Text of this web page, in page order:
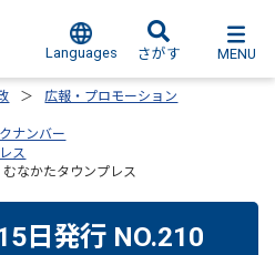
Languages さがす MENU
広報・プロモーション
ナンバー
ス
なかたタウンプレス
日発行 NO.210